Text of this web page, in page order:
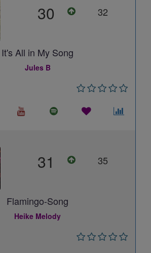
30 32
It's All in My Song
Jules B
31 35
Flamingo-Song
Heike Melody